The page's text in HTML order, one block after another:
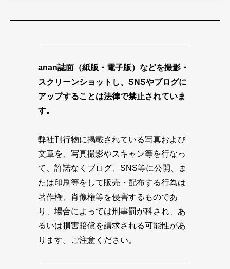
anan誌面（紙版・電子版）などを撮影・
スクリーンショットし、SNSやブログに
アップすることは法律で禁止されていま
す。
弊社刊行物に掲載されている写真および
文章を、写真撮影やスキャン等を行なっ
て、許諾なくブログ、SNS等に公開、ま
たは印刷等をして販売・配布する行為は
著作権、肖像権等を侵害するものであ
り、場合によっては刑事罰が科され、あ
るいは損害賠償を請求される可能性があ
ります。ご注意ください。